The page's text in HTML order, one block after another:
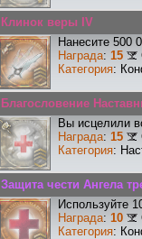
Клинок веры IV
Нанесите 500
Награда: 15
Категория:
Благословение
Вы исцелили
Награда: 15
Категория:
Защита чести Ангела
Используйте
Награда: 10
Категория: